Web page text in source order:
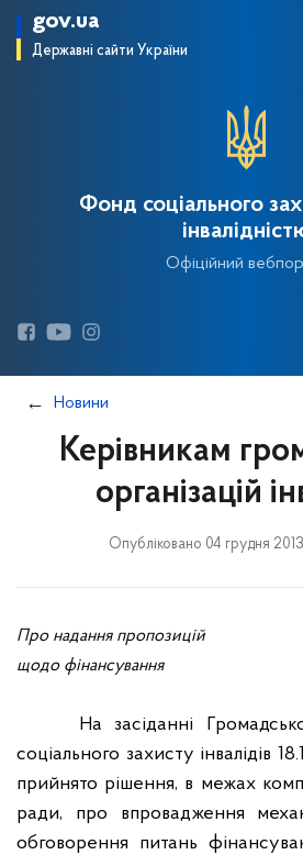
gov.ua
Державні сайти України
Фонд соціального
Офіційний
Новини
Керівникам
організацій
Опубліковано 04 грудня
Про надання пропозицій
щодо фінансування
На засіданні
соціального захисту інвалідів
прийнято рішення, в межах
ради, про впровадження
обговорення питань